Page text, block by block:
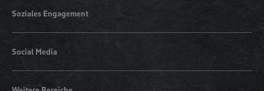
Soziales Engagement
Social Media